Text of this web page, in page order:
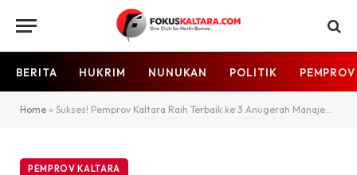
BERITA HUKRIM NUNUKAN POLITIK
Home » Sukses! Pemprov Kaltara Raih Terbaik ke 3 Anugerah Manajemen ASN 2024
PEMPROV KALTARA